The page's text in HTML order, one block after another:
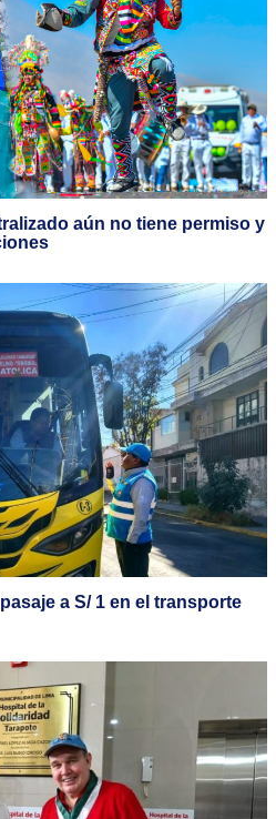
aún no tiene permiso y
a S/ 1 en el transporte